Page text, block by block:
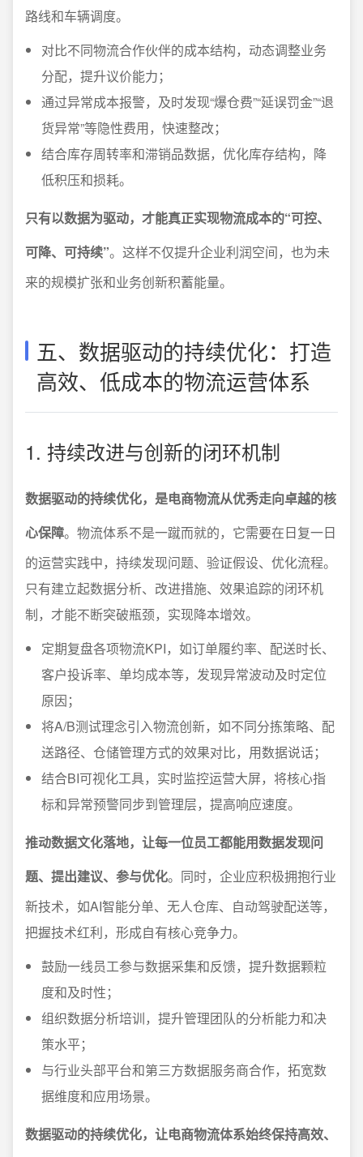
路线和车辆调度。
对比不同物流合作伙伴的成本结构，动态调整业务
分配，提升议价能力；
通过异常成本报警，及时发现“爆仓费”“延误罚金”“退
货异常”等隐性费用，快速整改；
结合库存周转率和滞销品数据，优化库存结构，降
低积压和损耗。
只有以数据为驱动，才能真正实现物流成本的“可控、
可降、可持续”。这样不仅提升企业利润空间，也为未
来的规模扩张和业务创新积蓄能量。
五、数据驱动的持续优化：打造
高效、低成本的物流运营体系
1. 持续改进与创新的闭环机制
数据驱动的持续优化，是电商物流从优秀走向卓越的核
心保障。物流体系不是一蹴而就的，它需要在日复一日
的运营实践中，持续发现问题、验证假设、优化流程。
只有建立起数据分析、改进措施、效果追踪的闭环机
制，才能不断突破瓶颈，实现降本增效。
定期复盘各项物流KPI，如订单履约率、配送时长、
客户投诉率、单均成本等，发现异常波动及时定位
原因；
将A/B测试理念引入物流创新，如不同分拣策略、配
送路径、仓储管理方式的效果对比，用数据说话；
结合BI可视化工具，实时监控运营大屏，将核心指
标和异常预警同步到管理层，提高响应速度。
推动数据文化落地，让每一位员工都能用数据发现问
题、提出建议、参与优化。同时，企业应积极拥抱行业
新技术，如AI智能分单、无人仓库、自动驾驶配送等，
把握技术红利，形成自有核心竞争力。
鼓励一线员工参与数据采集和反馈，提升数据颗粒
度和及时性；
组织数据分析培训，提升管理团队的分析能力和决
策水平；
与行业头部平台和第三方数据服务商合作，拓宽数
据维度和应用场景。
数据驱动的持续优化，让电商物流体系始终保持高效、